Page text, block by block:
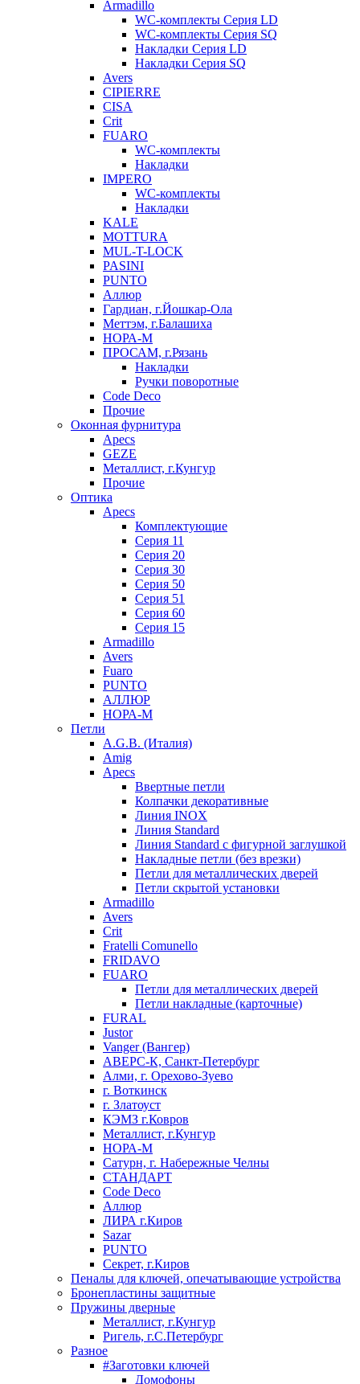
Armadillo
WC-комплекты Серия LD
WC-комплекты Серия SQ
Накладки Серия LD
Накладки Серия SQ
Avers
CIPIERRE
CISA
Crit
FUARO
WC-комплекты
Накладки
IMPERO
WC-комплекты
Накладки
KALE
MOTTURA
MUL-T-LOCK
PASINI
PUNTO
Аллюр
Гардиан, г.Йошкар-Ола
Меттэм, г.Балашиха
НОРА-М
ПРОСАМ, г.Рязань
Накладки
Ручки поворотные
Code Deco
Прочие
Оконная фурнитура
Apecs
GEZE
Металлист, г.Кунгур
Прочие
Оптика
Apecs
Комплектующие
Серия 11
Серия 20
Серия 30
Серия 50
Серия 51
Серия 60
Серия 15
Armadillo
Avers
Fuaro
PUNTO
АЛЛЮР
НОРА-М
Петли
A.G.B. (Италия)
Amig
Apecs
Ввертные петли
Колпачки декоративные
Линия INOX
Линия Standard
Линия Standard с фигурной заглушкой
Накладные петли (без врезки)
Петли для металлических дверей
Петли скрытой установки
Armadillo
Avers
Crit
Fratelli Comunello
FRIDAVO
FUARO
Петли для металлических дверей
Петли накладные (карточные)
FURAL
Justor
Vanger (Вангер)
АВЕРС-К, Санкт-Петербург
Алми, г. Орехово-Зуево
г. Воткинск
г. Златоуст
КЭМЗ г.Ковров
Металлист, г.Кунгур
НОРА-М
Сатурн, г. Набережные Челны
СТАНДАРТ
Code Deco
Аллюр
ЛИРА г.Киров
Sazar
PUNTO
Секрет, г.Киров
Пеналы для ключей, опечатывающие устройства
Бронепластины защитные
Пружины дверные
Металлист, г.Кунгур
Ригель, г.С.Петербург
Разное
#Заготовки ключей
Домофоны